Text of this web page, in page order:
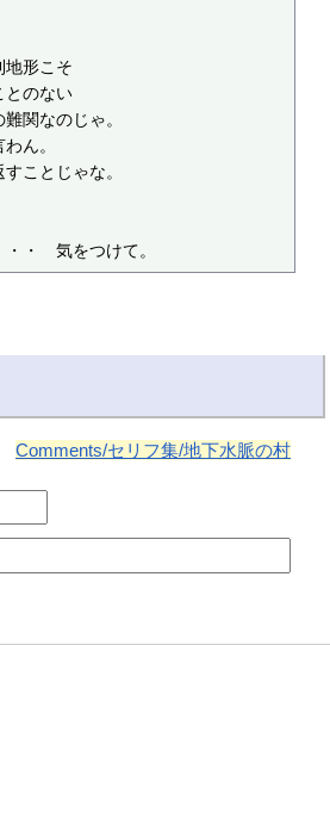
地形こそ
とのない
関なのじゃ。
ん。
ことじゃな。
・　気をつけて。
Comments/セリフ集/地下水脈の村